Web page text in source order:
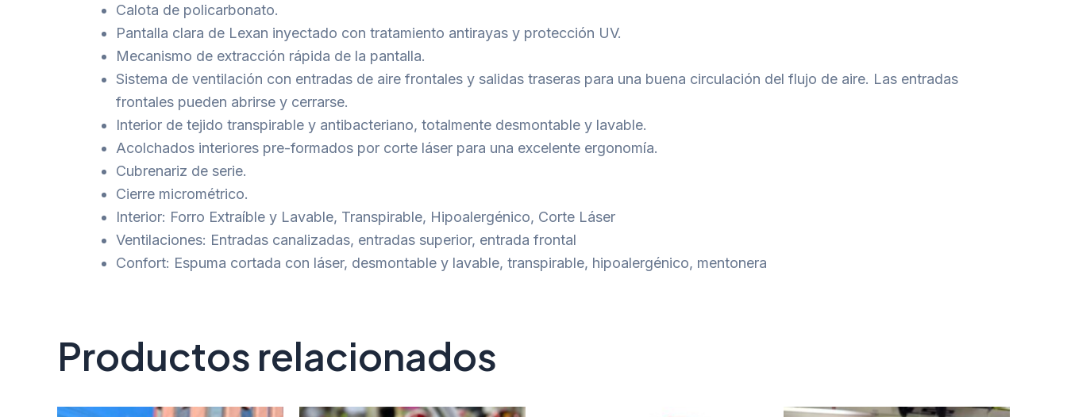
Calota de policarbonato.
Pantalla clara de Lexan inyectado con tratamiento antirayas y protección UV.
Mecanismo de extracción rápida de la pantalla.
Sistema de ventilación con entradas de aire frontales y salidas traseras para una buena circulación del flujo de aire. Las entradas
frontales pueden abrirse y cerrarse.
Interior de tejido transpirable y antibacteriano, totalmente desmontable y lavable.
Acolchados interiores pre-formados por corte láser para una excelente ergonomía.
Cubrenariz de serie.
Cierre micrométrico.
Interior: Forro Extraíble y Lavable, Transpirable, Hipoalergénico, Corte Láser
Ventilaciones: Entradas canalizadas, entradas superior, entrada frontal
Confort: Espuma cortada con láser, desmontable y lavable, transpirable, hipoalergénico, mentonera
Productos relacionados